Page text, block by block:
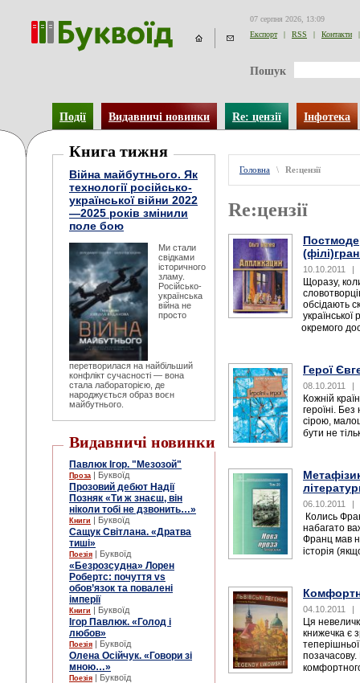
07 серпня 2026, 13:09
Експорт
| RSS | Контакти |
Пошук
Події Видавничі новинки Re: цензії Інфотека
Книга тижня
Війна майбутнього. Як
технології російсько-
української війни 2022
—2025 років змінили
поле бою
Ми стали
свідками
історичного
зламу.
Російсько-
українська
війна не
просто
перетворилася на найбільший
конфлікт сучасності — вона
стала лабораторією, де
народжується образ воєн
майбутнього.
Видавничі новинки
Павлюк Ігор. "Мезозой"
Проза | Буквоїд
Прозовий дебют Надії
Позняк «Ти ж знаєш, він
ніколи тобі не дзвонить…»
Книги | Буквоїд
Сащук Світлана. «Дратва
тиші»
Поезія | Буквоїд
«Безрозсудна» Лорен
Робертс: почуття vs
обов’язок та повалені
імперії
Книги | Буквоїд
Ігор Павлюк. «Голод і
любов»
Поезія | Буквоїд
Олена Осійчук. «Говори зі
мною…»
Поезія | Буквоїд
Головна \ Re:цензії
Re:цензії
10.10.2011 |
Щоразу,
обсідають
української
окремого
Герої
08.10.2011 |
Кожній
героїні.
сірою,
бути не
06.10.2011 |
Колись
набагато
Франц мав
історія
04.10.2011 |
Ця
книжечка є
позачасову.